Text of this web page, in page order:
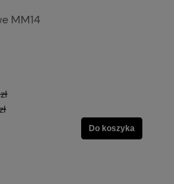
MM14
Do koszyka